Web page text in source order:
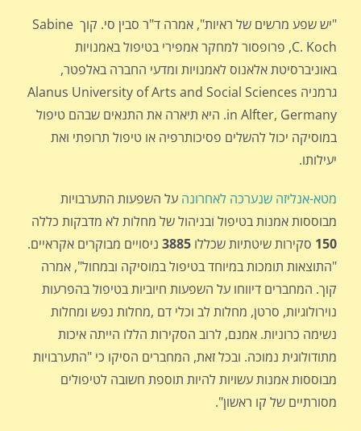
"יש שפע מרשים של ראיות", אמרה ד"ר סבין סי. קוך Sabine
C. Koch, פרופסור למחקר אמפירי בטיפול באמנויות
באוניברסיטת אלאנוס לאמנויות ומדעי החברה באלפטר,
גרמניה Alanus University of Arts and Social Sciences
in Alfter, Germany. היא תיארה את התנאים שבהם טיפול
במוסיקה יכול להשלים פסיכותרפיה או טיפול תרופתי ואת
יעילותו.
מטא-אנליזה שנערכה לאחרונה על השפעות התערבויות
מבוססות אמנות בטיפול ובניהול של מחלות לא מדבקות כללה
150 סקירות שיטתיות שכללו 3885 ניסויים מבוקרים אקראיים.
"התוצאות תומכות במיוחד בטיפול במוסיקה ובמחול", אמרה
קוך. המחברים דיווחו על השפעות חיוביות בטיפול בהפרעות
נוירולוגיות, סרטן, מחלות לב וכלי דם ,מחלות נפש ומחלות
נשימה כרוניות. אמנם, לרוב הסקירות הללו הייתה איכות
מתודולוגית נמוכה. ובכל זאת, המחברים הסיקו כי "התערבויות
מבוססות אמנות עשויות להיות תוספת חשובה לטיפולים
מסורתיים של קו ראשון".